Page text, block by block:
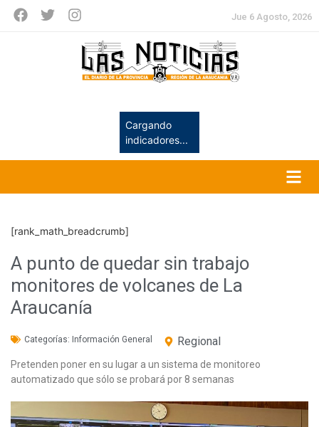
Jue 6 Agosto, 2026
Cargando
indicadores...
[rank_math_breadcrumb]
A punto de quedar sin trabajo
monitores de volcanes de La
Araucanía
Categorías: Información General Regional
Pretenden poner en su lugar a un sistema de monitoreo
automatizado que sólo se probará por 8 semanas